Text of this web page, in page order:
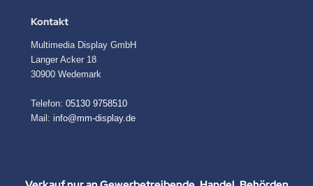
Kontakt
Multimedia Display GmbH
Langer Acker 18
30900 Wedemark
Telefon: 05130 9758510
Mail: info@mm-display.de